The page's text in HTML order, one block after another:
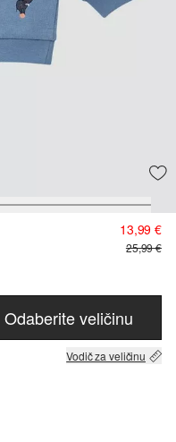
13,99 €
25,99 €
Odaberite veličinu
Vodič za veličinu